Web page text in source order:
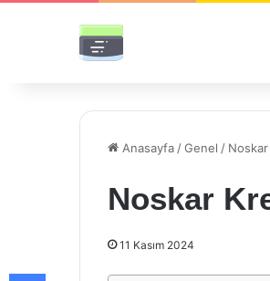
Anasayfa /Genel /
Noskar
11 Kasım 2024
Facebook